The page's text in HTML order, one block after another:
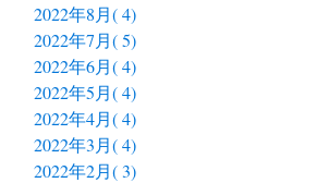
2022年8月( 4)
2022年7月( 5)
2022年6月( 4)
2022年5月( 4)
2022年4月( 4)
2022年3月( 4)
2022年2月( 3)